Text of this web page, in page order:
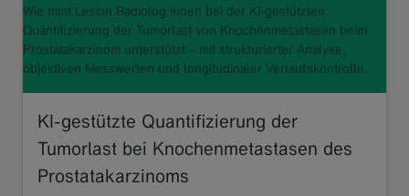
Wie mint Lesion Radiolog:innen bei der KI-gestützten
Quantifizierung der Tumorlast von Knochenmetastasen beim
Prostatakarzinom unterstützt – mit strukturierter Analyse,
objektiven Messwerten und longitudinaler Verlaufskontrolle.
KI-gestützte Quantifizierung der
Tumorlast bei Knochenmetastasen des
Prostatakarzinoms